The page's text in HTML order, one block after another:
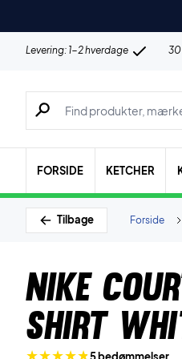
Levering: 1-2 hverdage 30
Søg efter produkter,
FORSIDE KETCHER
Tilbage Forside
Nike
shirt